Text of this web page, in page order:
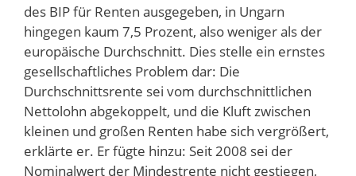
des BIP für Renten ausgegeben, in Ungarn
hingegen kaum 7,5 Prozent, also weniger als der
europäische Durchschnitt. Dies stelle ein ernstes
gesellschaftliches Problem dar: Die
Durchschnittsrente sei vom durchschnittlichen
Nettolohn abgekoppelt, und die Kluft zwischen
kleinen und großen Renten habe sich vergrößert,
erklärte er. Er fügte hinzu: Seit 2008 sei der
Nominalwert der Mindestrente nicht gestiegen,